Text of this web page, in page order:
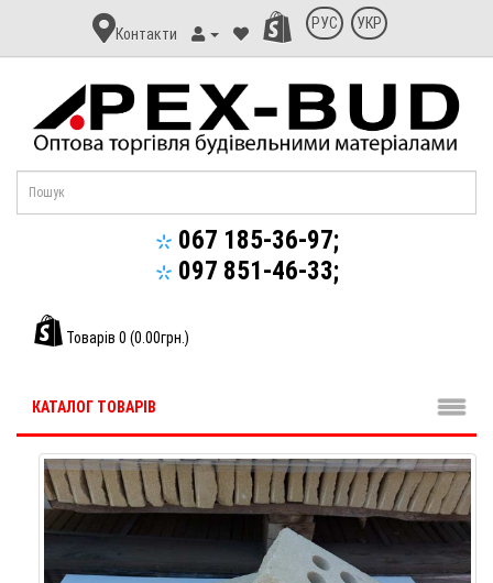
Контакт
Апекс-
Контакти
РУС УКР
067 185-36-97;
097 851-46-33;
Товарів 0 (0.00грн.)
КАТАЛОГ ТОВАРІВ